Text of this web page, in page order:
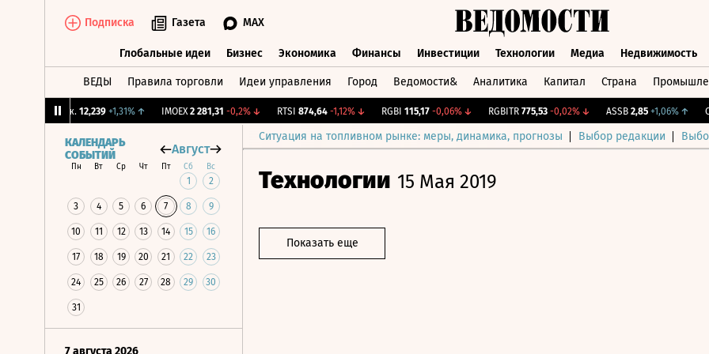
Подписка Газета MAX
Глобальные идеи Бизнес Экономика Финансы Инвестиции Технологии Медиа Недвижимость
ВЕДЫ Правила торговли Идеи управления Город Ведомости& Аналитика Капитал Страна
12,239 +1,31%↑ IMOEX 2 281,31 -0,2%↓ RTSI 874,64 -1,12% ↓ RGBI 115,17 -0,06%↓ RGBITR 775,53 -0,02%↓ ASSB 2,85 +1,06%↑
Ситуация на топливном рынке: меры, динамика, прогнозы Выбор редакции
КАЛЕНДАРЬ
СОБЫТИЙ
Август
Пн Вт Ср Чт Пт Сб Вс
1 2
3 4 5 6 7 8 9
10 11 12 13 14 15 16
17 18 19 20 21 22 23
24 25 26 27 28 29 30
31
7 августа 2026
Технологии 15 Мая 2019
Показать еще